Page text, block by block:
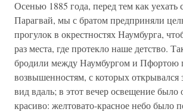
Осенью 1885 года, перед тем как уехать
Парагвай, мы с братом предприняли
прогулок в окрестностях Наумбурга,
раз места, где протекло наше детство.
бродили между Наумбургом и Пфортою
возвышенностям, с которых открывался
вид вдаль; в этот вечер освещение было
красиво: желтовато-красное небо было